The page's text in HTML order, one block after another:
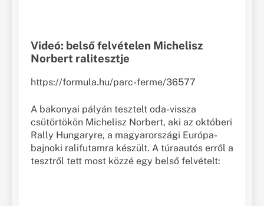
Videó: belső felvételen Michelisz
Norbert ralitesztje
https://formula.hu/parc-ferme/36577
A bakonyai pályán tesztelt oda-vissza
csütörtökön Michelisz Norbert, aki az októberi
Rally Hungaryre, a magyarországi Európa-
bajnoki ralifutamra készült. A túraautós erről a
tesztről tett most közzé egy belső felvételt: